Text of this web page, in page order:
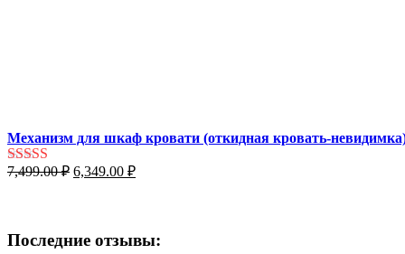
Механизм для шкаф кровати (откидная кровать-
Оценка5.00
7,499.00₽ Первоначальная
6,349.00 ₽Текущая
Последние отзывы: